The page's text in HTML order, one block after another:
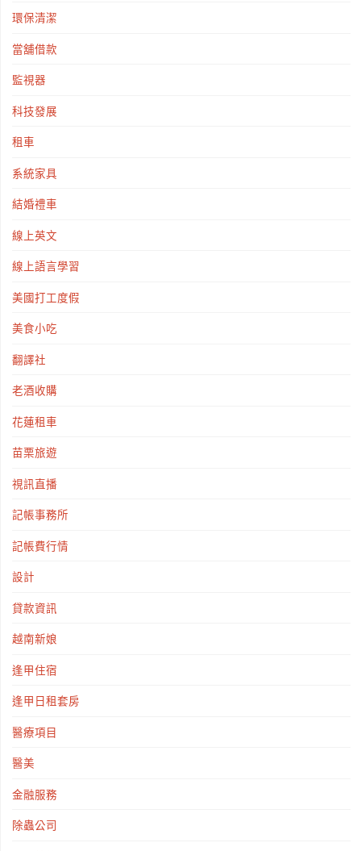
環保清潔
當舖借款
監視器
科技發展
租車
系統家具
結婚禮車
線上英文
線上語言學習
美國打工度假
美食小吃
翻譯社
老酒收購
花蓮租車
苗栗旅遊
視訊直播
記帳事務所
記帳費行情
設計
貸款資訊
越南新娘
逢甲住宿
逢甲日租套房
醫療項目
醫美
金融服務
除蟲公司